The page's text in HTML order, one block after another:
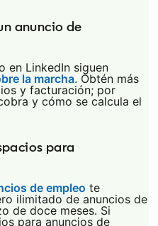
anuncio de
en LinkedIn siguen
la marchaopens in a
. Obtén más
y facturación; por
y cómo se calcula el
para
de empleo opens in a
te
ilimitado de anuncios de
de doce meses. Si
para anuncios de